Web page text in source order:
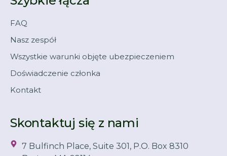
FAQ
Nasz zespół
Wszystkie warunki objęte ubezpieczeniem
Doświadczenie członka
Kontakt
Skontaktuj się z nami
7 Bulfinch Place, Suite 301, P.O. Box 8310